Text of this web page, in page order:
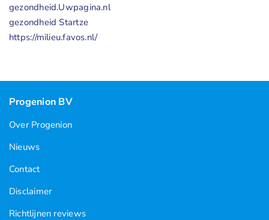
gezondheid.Uwpagina.nl
gezondheid Startze
https://milieu.favos.nl/
Progenion BV
Over Progenion
Nieuws
Contact
Disclaimer
Richtlijnen reviews